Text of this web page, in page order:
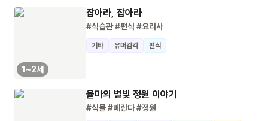
1~2세
잡아라, 잡아라
#식습관#편식 #요리사
기타 유머감각 편식
율마의 별빛 정원 이야기
#식물#베란다#정원